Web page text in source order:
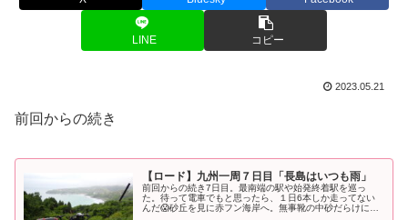
LINE コピー
2023.05.21
前回からの続き
【ロード】九州一周７日目「長島はいつも雨」
前回からの続き7日目。最南端の駅や始発終着駅を巡っ
た。待って電車でもと思ったら、１日6本しか走ってない
んだ😱砂丘を見に赤フン海岸へ。無事靴の中砂だらけに…